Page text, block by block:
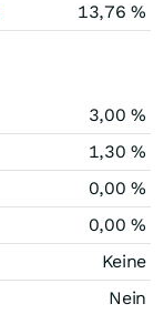
13,76 %
3,00 %
1,30 %
0,00 %
0,00 %
Keine
Nein